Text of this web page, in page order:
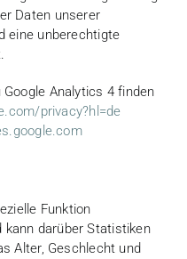
Daten unserer
eine unberechtigte
Analytics 4 finden
/privacy?hl=de
Funktion
kann darüber Statistiken
Alter, Geschlecht und